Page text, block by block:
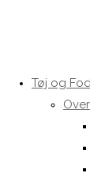
Tøj og